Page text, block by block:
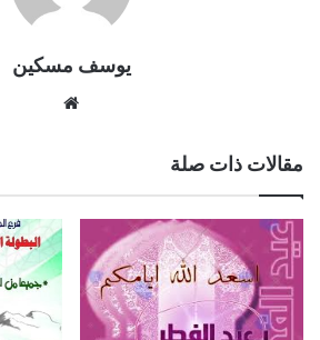
يوسف مسكين
مقالات ذات صلة